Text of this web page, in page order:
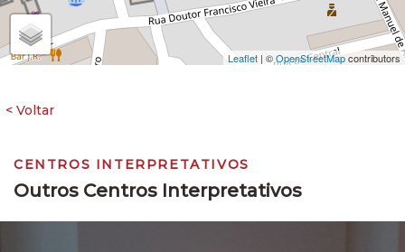
Leaflet | ©OpenStreetMapcontributors
CENTROS INTERPRETATIVOS
Outros Centros Interpretativos